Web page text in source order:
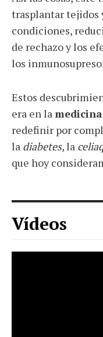
trasplantar tejidos
condiciones,
de rechazo y los
los
Estos
era en la
redefinir por
la diabetes, la
que hoy
Vídeos